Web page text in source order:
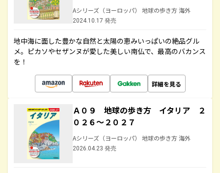
Aシリーズ（ヨーロッパ） 地球の歩き方 海外
2024.10.17 発売
地中海に面した豊かな自然と太陽の恵みいっぱいの絶品グル
メ。ピカソやセザンヌが愛した美しい南仏で、最高のバカンス
を！
詳細を見る
Ａ０９ 地球の歩き方 イタリア ２
０２６～２０２７
Aシリーズ（ヨーロッパ） 地球の歩き方 海外
2026.04.23 発売